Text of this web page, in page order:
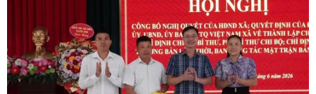
sách hỗ trợ lao động di cư
11/05/2023 04:38
Các nước ASEAN nhất trí lồng ghép việc bảo vệ và thúc
đẩy quyền của lao động di cư và gia đình của họ trong